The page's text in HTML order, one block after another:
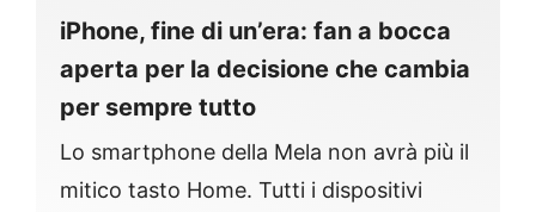
iPhone, fine di un’era: fan a bocca
aperta per la decisione che cambia
per sempre tutto
Lo smartphone della Mela non avrà più il
mitico tasto Home. Tutti i dispositivi